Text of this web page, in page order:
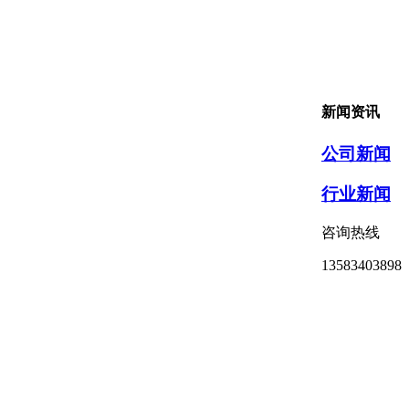
新闻资讯
公司新闻
行业新闻
咨询热线
13583403898